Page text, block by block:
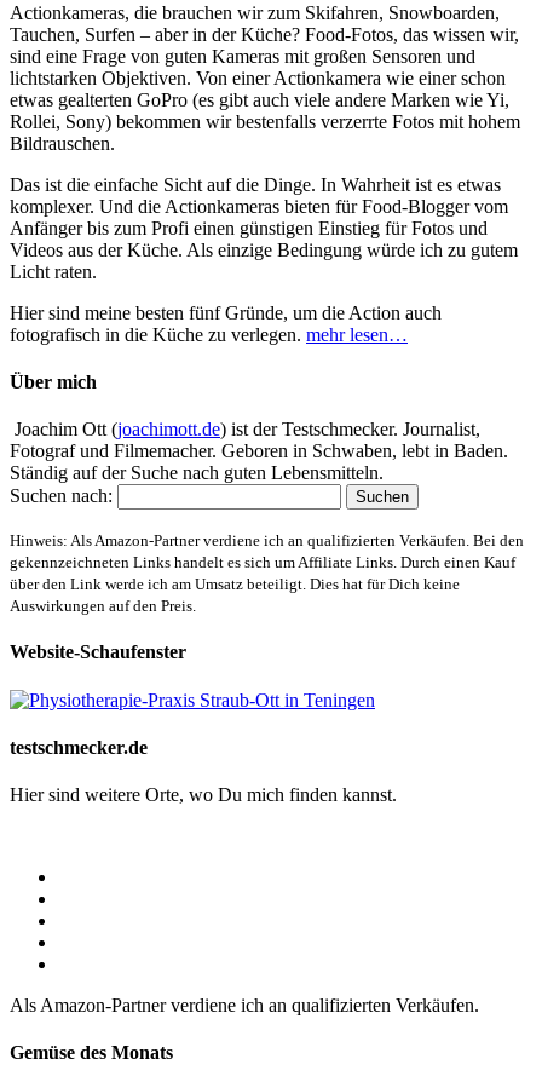
Actionkameras, die brauchen wir zum Skifahren, Snowboarden,
Tauchen, Surfen – aber in der Küche? Food-Fotos, das wissen wir,
sind eine Frage von guten Kameras mit großen Sensoren und
lichtstarken Objektiven. Von einer Actionkamera wie einer schon
etwas gealterten GoPro (es gibt auch viele andere Marken wie Yi,
Rollei, Sony) bekommen wir bestenfalls verzerrte Fotos mit hohem
Bildrauschen.
Das ist die einfache Sicht auf die Dinge. In Wahrheit ist es etwas
komplexer. Und die Actionkameras bieten für Food-Blogger vom
Anfänger bis zum Profi einen günstigen Einstieg für Fotos und
Videos aus der Küche. Als einzige Bedingung würde ich zu gutem
Licht raten.
Hier sind meine besten fünf Gründe, um die Action auch
fotografisch in die Küche zu verlegen. mehr lesen…
Über mich
Joachim Ott (joachimott.de) ist der Testschmecker. Journalist,
Fotograf und Filmemacher. Geboren in Schwaben, lebt in Baden.
Ständig auf der Suche nach guten Lebensmitteln.
Suchen nach:
Hinweis: Als Amazon-Partner verdiene ich an qualifizierten Verkäufen. Bei den
gekennzeichneten Links handelt es sich um Affiliate Links. Durch einen Kauf
über den Link werde ich am Umsatz beteiligt. Dies hat für Dich keine
Auswirkungen auf den Preis.
Website-Schaufenster
testschmecker.de
Hier sind weitere Orte, wo Du mich finden kannst.
Als Amazon-Partner verdiene ich an qualifizierten Verkäufen.
Gemüse des Monats